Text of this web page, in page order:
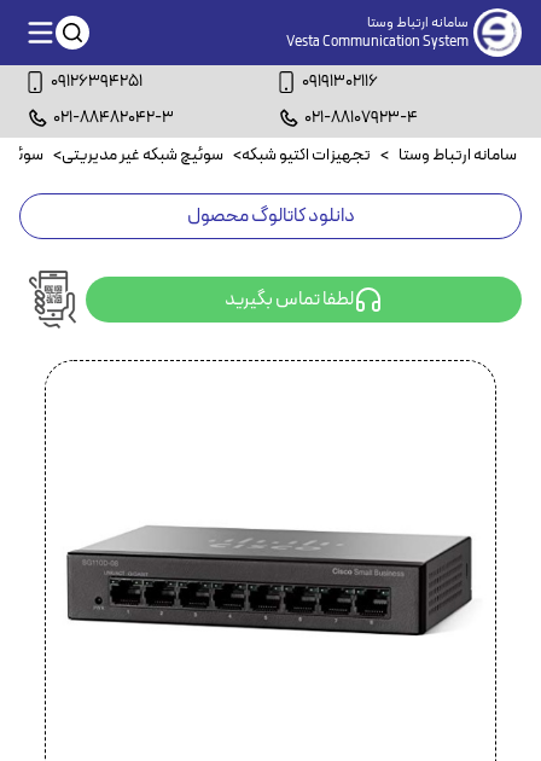
سامانه ارتباط وستا
Vesta Communication System
09126394251
09191302116
021-88482042-3
021-88107923-4
سامانه ارتباط وستا > تجهیزات اکتیو شبکه> سوئیچ شبکه غیر مدیریتی> سوئیچ
دانلود کاتالوگ محصول
لطفا تماس بگیرید